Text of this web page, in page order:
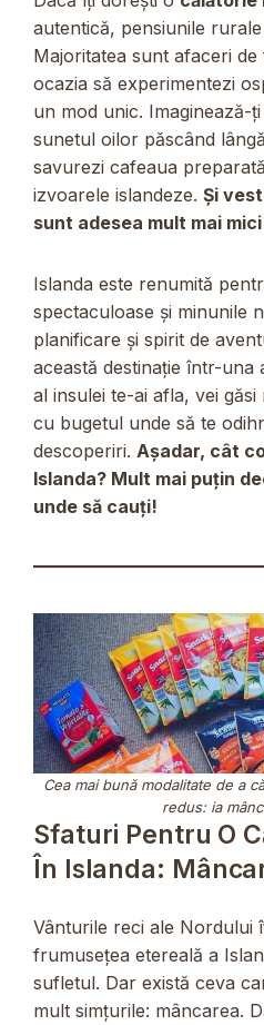
autentică, pensiunile
Majoritatea sunt afaceri
ocazia să experimentezi
un mod unic. Imaginează-
sunetul oilor păscând
savurezi cafeaua
izvoarele islandeze. Și
sunt adesea mult mai
Islanda este renumită
spectaculoase și minunile
planificare și spirit de
această destinație într-una
al insulei te-ai afla, vei
cu bugetul unde să te
descoperiri. Așadar, cât
Islanda? Mult mai puțin
unde să cauți!
Cea mai bună modalitate de a
redus: ia
Sfaturi Pentru O
În Islanda:
Vânturile reci ale Nordului
frumusețea etereală a
sufletul. Dar există ceva
mult simțurile: mâncarea.